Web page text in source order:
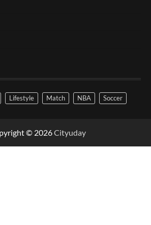
Lifestyle Match NBA Soccer
© 2026Cityuday